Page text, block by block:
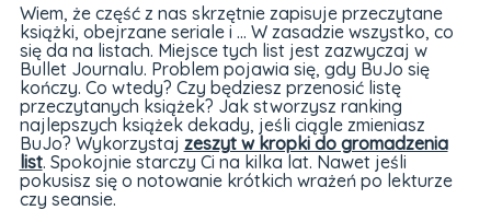
Wiem, że część z nas skrzętnie zapisuje przeczytane
książki, obejrzane seriale i ... W zasadzie wszystko, co
się da na listach. Miejsce tych list jest zazwyczaj w
Bullet Journalu. Problem pojawia się, gdy BuJo się
kończy. Co wtedy? Czy będziesz przenosić listę
przeczytanych książek? Jak stworzysz ranking
najlepszych książek dekady, jeśli ciągle zmieniasz
BuJo? Wykorzystaj zeszyt w kropki do gromadzenia
list. Spokojnie starczy Ci na kilka lat. Nawet jeśli
pokusisz się o notowanie krótkich wrażeń po lekturze
czy seansie.